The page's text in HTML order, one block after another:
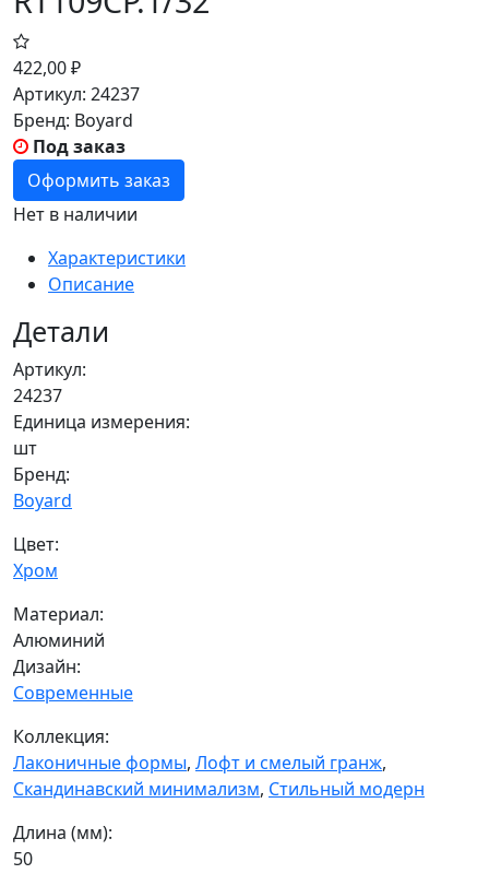
422,00₽
Артикул: 24237
Бренд: Boyard
Под заказ
Оформить заказ
Нет в наличии
Характеристики
Описание
Детали
Артикул:
24237
Единица измерения:
шт
Бренд:
Boyard
Цвет:
Хром
Материал:
Алюминий
Дизайн:
Современные
Коллекция:
Лаконичные формы, Лофт и смелый гранж,
Скандинавский минимализм, Стильный модерн
Длина (мм):
50